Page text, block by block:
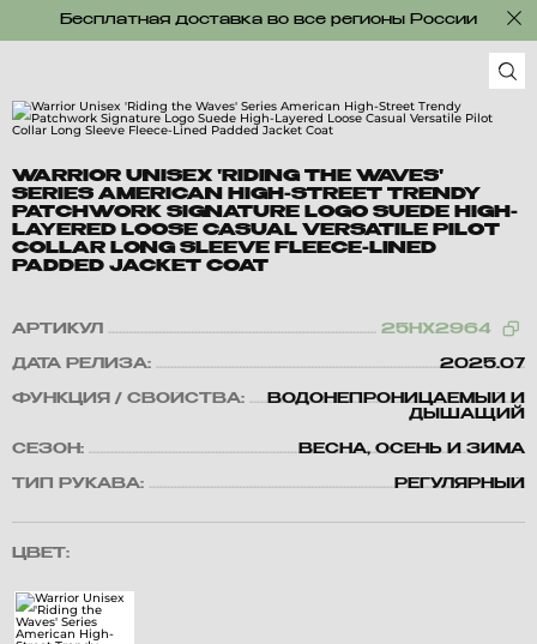
Бесплатная доставка во все регионы России
WARRIOR UNISEX 'RIDING THE WAVES'
SERIES AMERICAN HIGH-STREET TRENDY
PATCHWORK SIGNATURE LOGO SUEDE HIGH-
LAYERED LOOSE CASUAL VERSATILE PILOT
COLLAR LONG SLEEVE FLEECE-LINED
PADDED JACKET COAT
АРТИКУЛ 25HX2964
ДАТА РЕЛИЗА: 2025.07
ФУНКЦИЯ / СВОЙСТВА:
ВОДОНЕПРОНИЦАЕМЫЙ И
ДЫШАЩИЙ
СЕЗОН: ВЕСНА, ОСЕНЬ И ЗИМА
ТИП РУКАВА: РЕГУЛЯРНЫЙ
ЦВЕТ: